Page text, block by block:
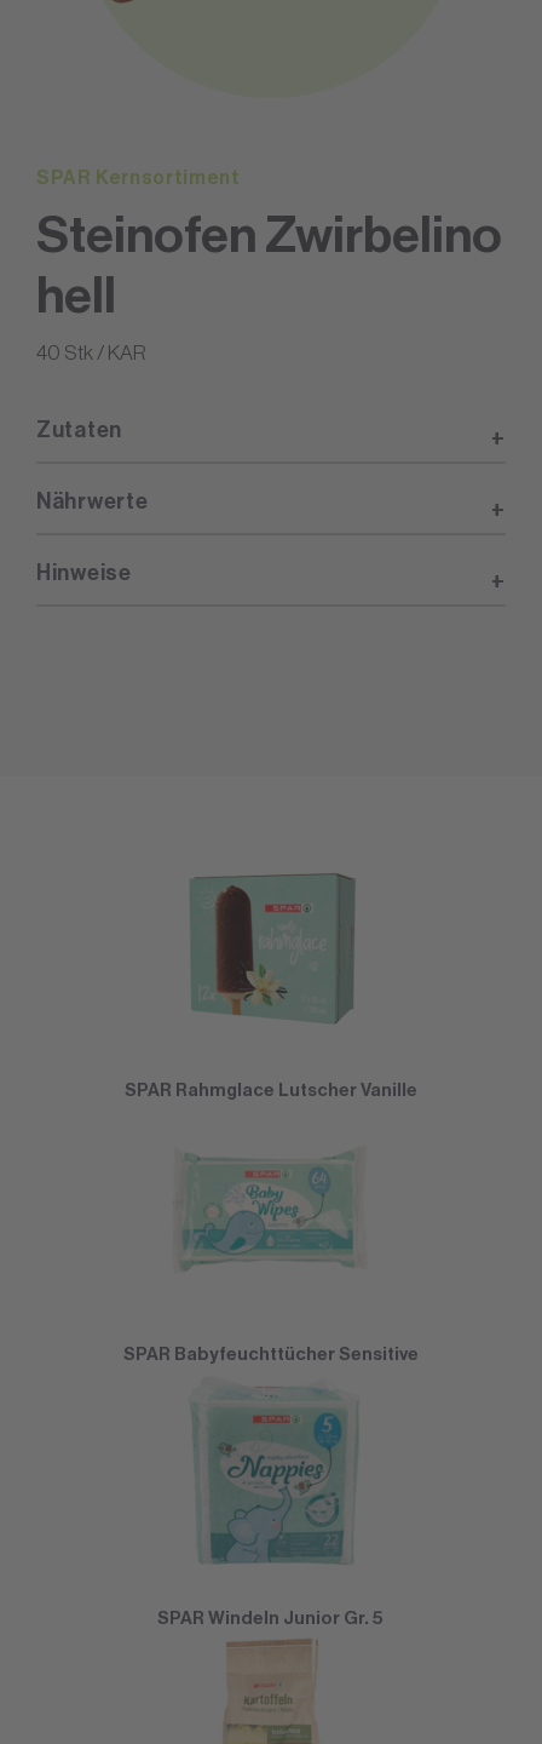
SPAR Kernsortiment
Steinofen Zwirbelino
hell
40 Stk / KAR
Zutaten
Nährwerte
Hinweise
SPAR Rahmglace Lutscher Vanille
SPAR Babyfeuchttücher Sensitive
SPAR Windeln Junior Gr. 5